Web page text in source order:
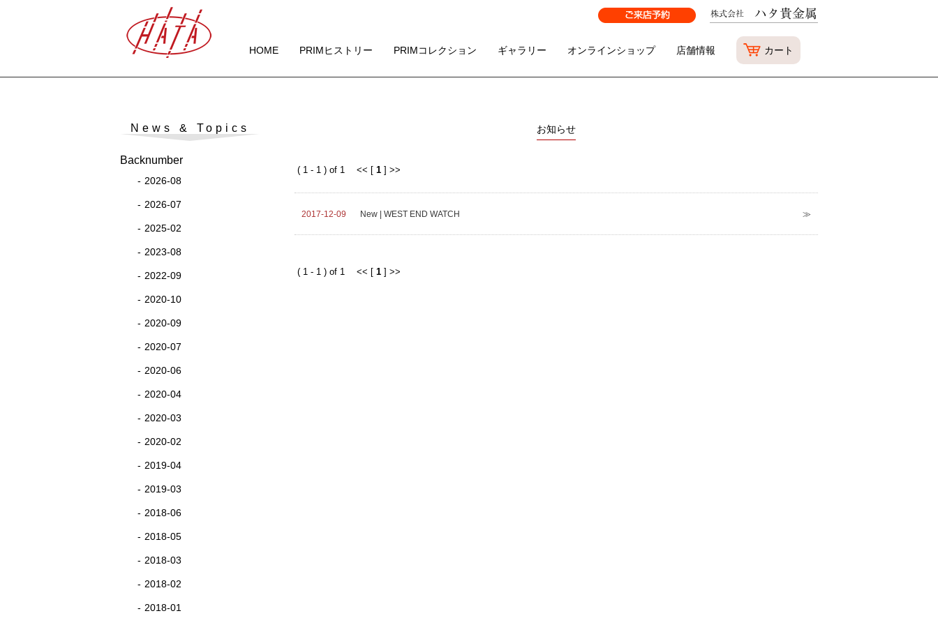
HOME PRIMヒストリー PRIMコレクション ギャラリー オンラインショップ 店舗情報 カート
News & Topics
Backnumber
2026-08
2026-07
2025-02
2023-08
2022-09
2020-10
2020-09
2020-07
2020-06
2020-04
2020-03
2020-02
2019-04
2019-03
2018-06
2018-05
2018-03
2018-02
2018-01
お知らせ
( 1 - 1 ) of 1 << [ 1 ] >>
2017-12-09 New | WEST END WATCH
( 1 - 1 ) of 1 << [ 1 ] >>